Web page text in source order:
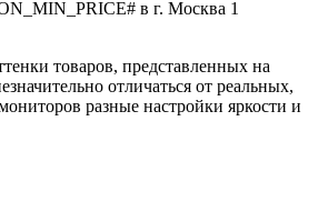
товаров, представленных на
отличаться от реальных,
разные настройки яркости и